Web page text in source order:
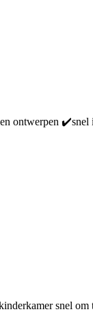
ontwerpen
snel om